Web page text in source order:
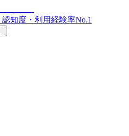
認知度・利用経験率No.1